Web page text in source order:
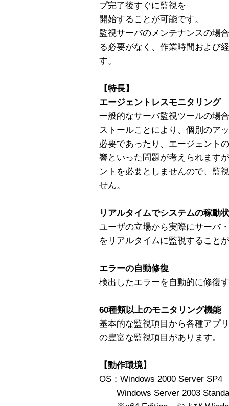
プ完了後すぐに監視を
開始することが可能です。
監視サーバのメンテナンスの場
る必要がなく、作業時間および
す。
【特長】
エージェントレスモニタリング
一般的なサーバ監視ツールの場
ストールことにより、個別のア
必要であったり、エージェント
響といった問題が考えられます
ントを必要としませんので、監
せん。
リアルタイムでシステムの稼動
ユーザの立場から実際にサーバ
をリアルタイムに監視すること
エラーの自動修復
検出したエラーを自動的に修復
60種類以上のモニタリング機能
基本的な監視項目から各種アプ
の豊富な監視項目があります。
【動作環境】
OS：Windows 2000 Server SP4
Windows Server 2003